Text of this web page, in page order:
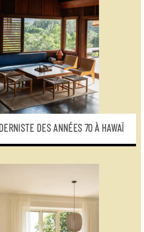
DES ANNÉES 70 À HAWAÏ